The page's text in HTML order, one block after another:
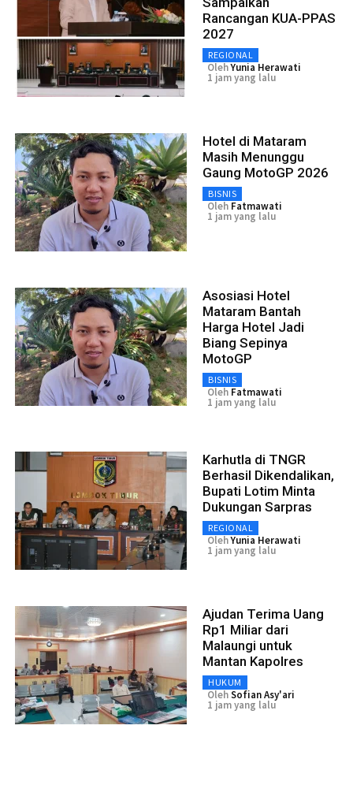
Rancangan KUA-PPAS
2027
REGIONAL
OlehYunia Herawati
1 jam yang lalu
Hotel di Mataram
Masih Menunggu
Gaung MotoGP 2026
BISNIS
Oleh Fatmawati
1 jam yang lalu
Asosiasi Hotel
Mataram Bantah
Harga Hotel Jadi
Biang Sepinya
MotoGP
BISNIS
Oleh Fatmawati
1 jam yang lalu
Karhutla di TNGR
Berhasil Dikendalikan,
Bupati Lotim Minta
Dukungan Sarpras
REGIONAL
OlehYunia Herawati
1 jam yang lalu
Ajudan Terima Uang
Rp1 Miliar dari
Malaungi untuk
Mantan Kapolres
HUKUM
OlehSofian Asy'ari
1 jam yang lalu